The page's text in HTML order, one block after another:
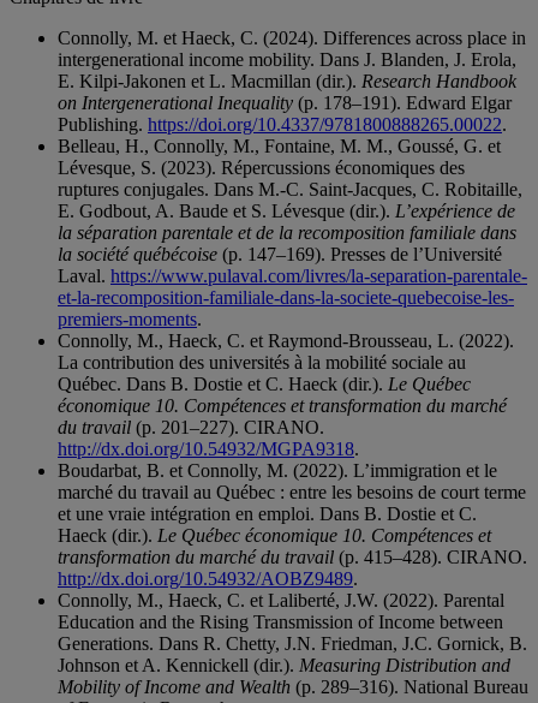
Connolly, M. et Haeck, C. (2024). Differences across place in
intergenerational income mobility. Dans J. Blanden, J. Erola,
E. Kilpi-Jakonen et L. Macmillan (dir.). Research Handbook
on Intergenerational Inequality (p. 178–191). Edward Elgar
Publishing. https://doi.org/10.4337/9781800888265.00022.
Belleau, H., Connolly, M., Fontaine, M. M., Goussé, G. et
Lévesque, S. (2023). Répercussions économiques des
ruptures conjugales. Dans M.-C. Saint‐Jacques, C. Robitaille,
E. Godbout, A. Baude et S. Lévesque (dir.). L’expérience de
la séparation parentale et de la recomposition familiale dans
la société québécoise (p. 147–169). Presses de l’Université
Laval. https://www.pulaval.com/livres/la-separation-parentale-
et-la-recomposition-familiale-dans-la-societe-quebecoise-les-
premiers-moments.
Connolly, M., Haeck, C. et Raymond-Brousseau, L. (2022).
La contribution des universités à la mobilité sociale au
Québec. Dans B. Dostie et C. Haeck (dir.). Le Québec
économique 10. Compétences et transformation du marché
du travail (p. 201–227). CIRANO.
http://dx.doi.org/10.54932/MGPA9318.
Boudarbat, B. et Connolly, M. (2022). L’immigration et le
marché du travail au Québec : entre les besoins de court terme
et une vraie intégration en emploi. Dans B. Dostie et C.
Haeck (dir.). Le Québec économique 10. Compétences et
transformation du marché du travail (p. 415–428). CIRANO.
http://dx.doi.org/10.54932/AOBZ9489.
Connolly, M., Haeck, C. et Laliberté, J.W. (2022). Parental
Education and the Rising Transmission of Income between
Generations. Dans R. Chetty, J.N. Friedman, J.C. Gornick, B.
Johnson et A. Kennickell (dir.). Measuring Distribution and
Mobility of Income and Wealth (p. 289–316). National Bureau